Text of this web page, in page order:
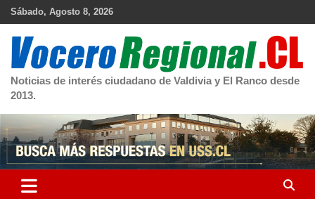
Skip
Sábado, Agosto 8, 2026
Noticias de interés ciudadano de Valdivia y El Ranco desde
2013.